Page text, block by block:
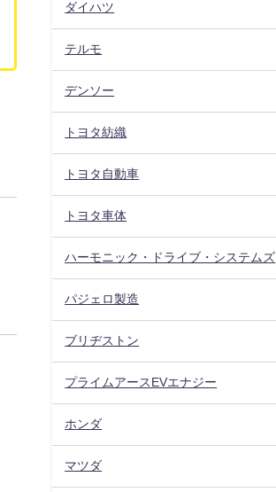
ダイハツ
テルモ
デンソー
トヨタ紡織
トヨタ自動車
トヨタ車体
ハーモニック・ドライブ・システムズ
パジェロ製造
ブリヂストン
プライムアースEVエナジー
ホンダ
マツダ